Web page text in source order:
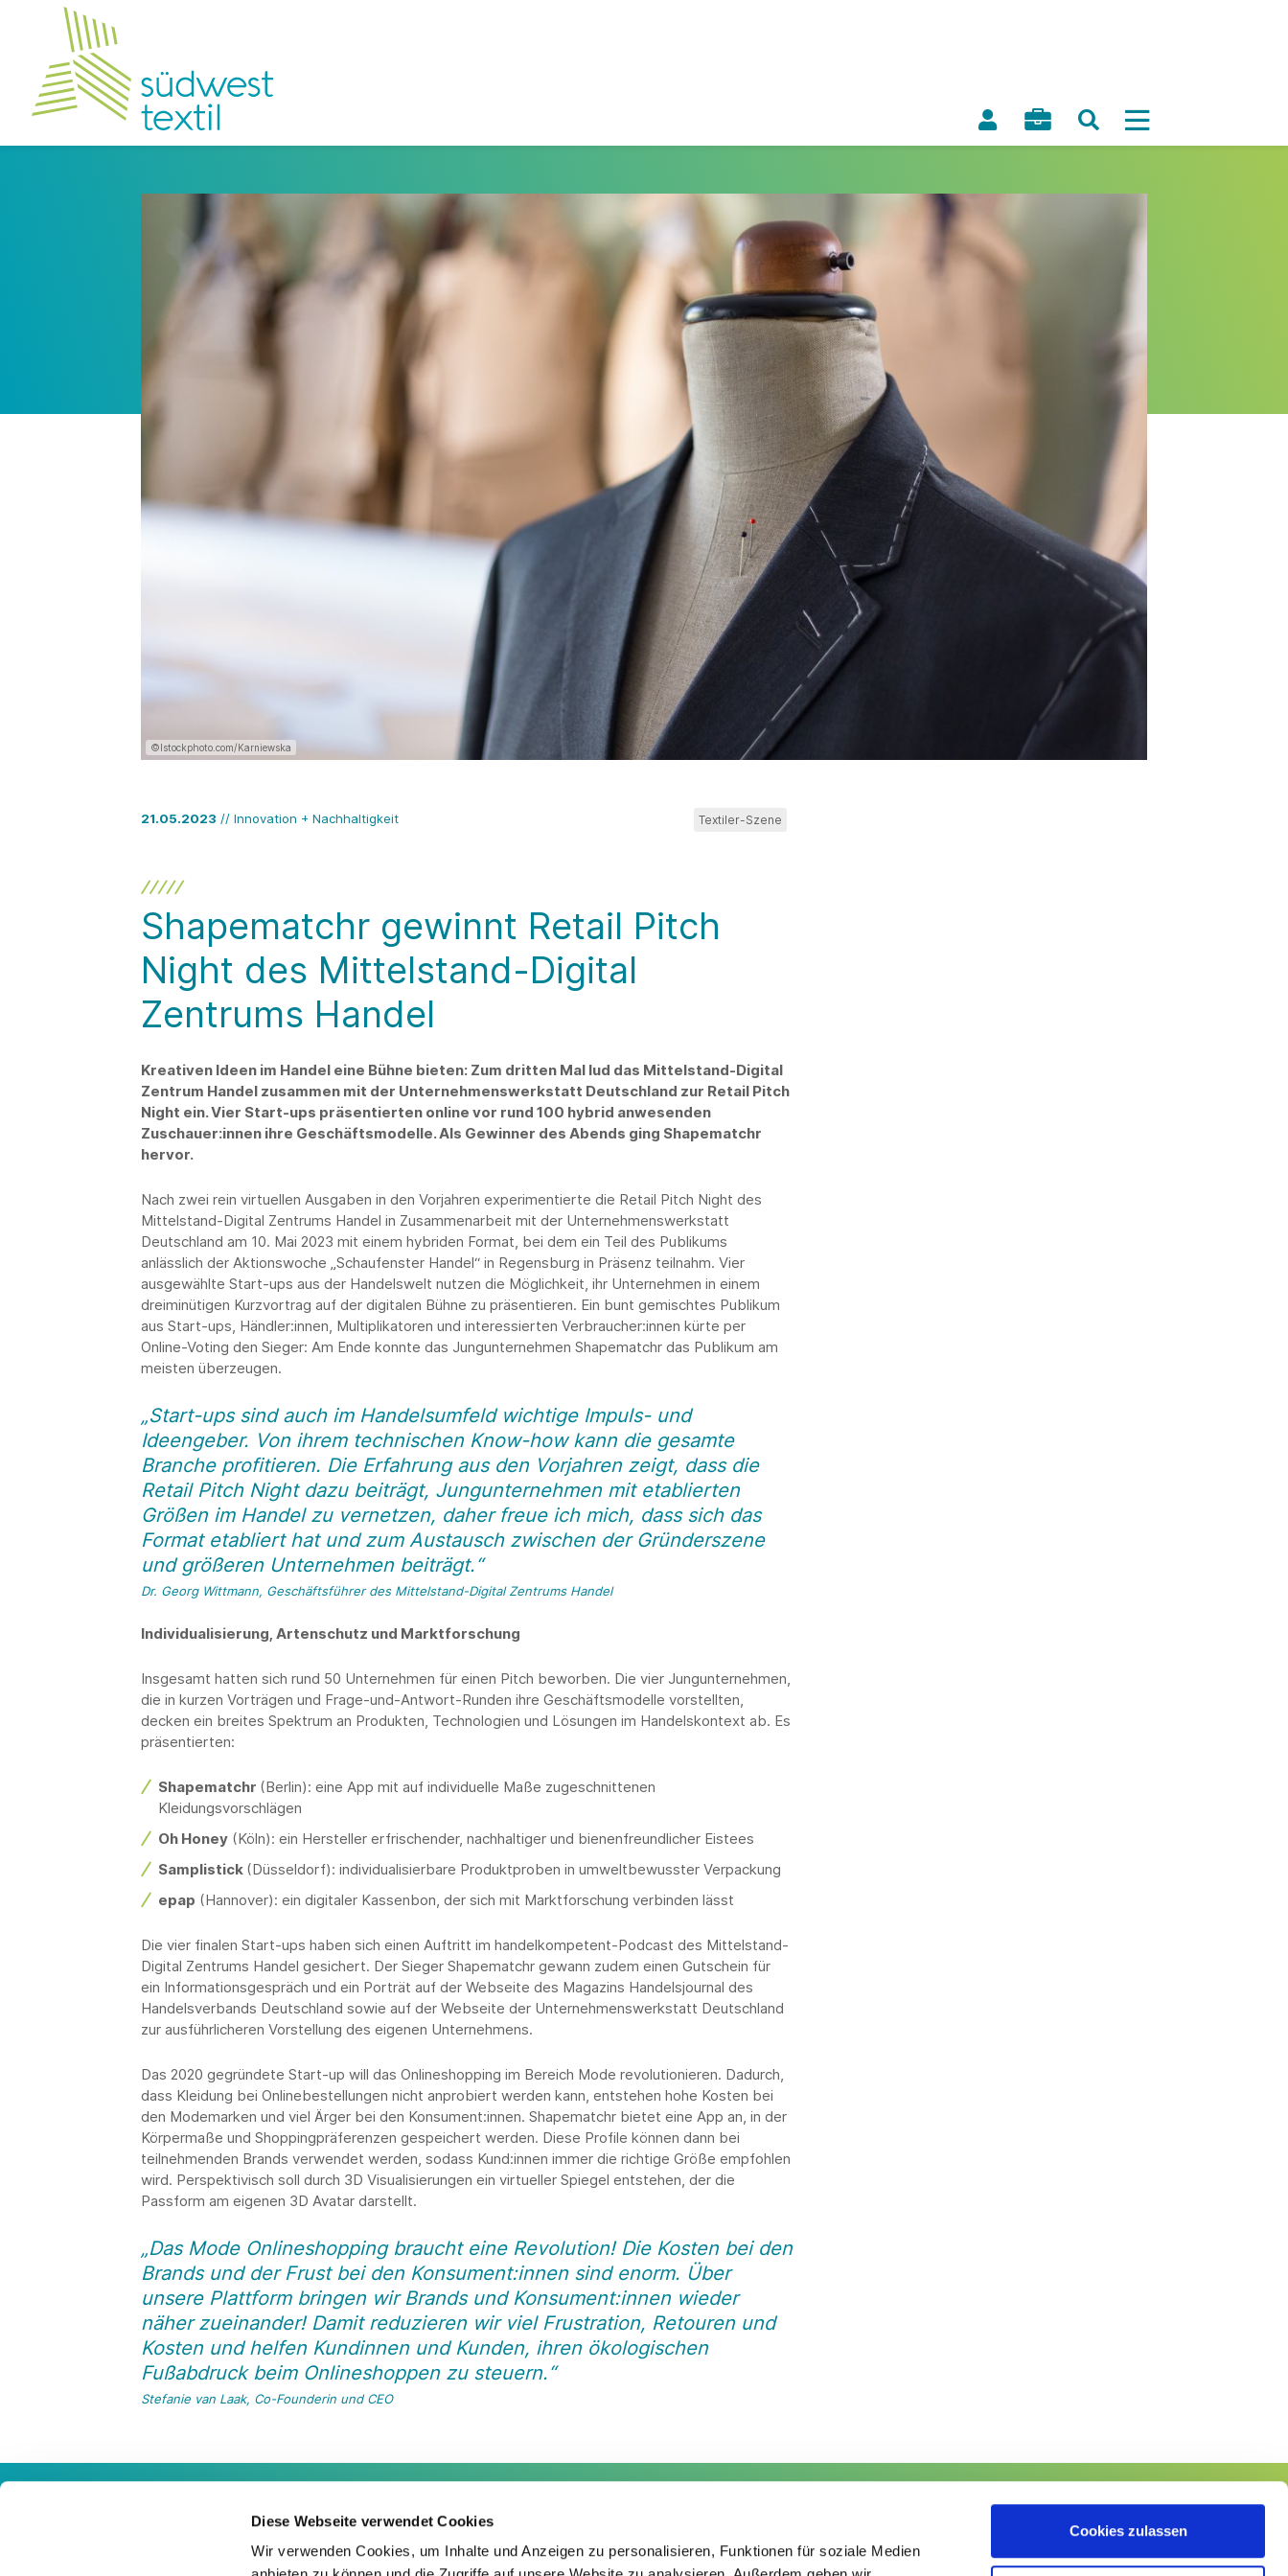
Diese Webseite verwendet Cookies
Wir verwenden Cookies, um Inhalte und Anzeigen zu personalisieren, Funktionen für soziale Medien
Cookies zulassen
©Istockphoto.com/Karniewska
21.05.2023 // Innovation + Nachhaltigkeit Textiler-Szene
Shapematchr gewinnt Retail Pitch
Night des Mittelstand-Digital
Zentrums Handel
Kreativen Ideen im Handel eine Bühne bieten: Zum dritten Mal lud das Mittelstand-Digital
Zentrum Handel zusammen mit der Unternehmenswerkstatt Deutschland zur Retail Pitch
Night ein. Vier Start-ups präsentierten online vor rund 100 hybrid anwesenden
Zuschauer:innen ihre Geschäftsmodelle. Als Gewinner des Abends ging Shapematchr
hervor.
Nach zwei rein virtuellen Ausgaben in den Vorjahren experimentierte die Retail Pitch Night des
Mittelstand-Digital Zentrums Handel in Zusammenarbeit mit der Unternehmenswerkstatt
Deutschland am 10. Mai 2023 mit einem hybriden Format, bei dem ein Teil des Publikums
anlässlich der Aktionswoche „Schaufenster Handel“ in Regensburg in Präsenz teilnahm. Vier
ausgewählte Start-ups aus der Handelswelt nutzen die Möglichkeit, ihr Unternehmen in einem
dreiminütigen Kurzvortrag auf der digitalen Bühne zu präsentieren. Ein bunt gemischtes Publikum
aus Start-ups, Händler:innen, Multiplikatoren und interessierten Verbraucher:innen kürte per
Online-Voting den Sieger: Am Ende konnte das Jungunternehmen Shapematchr das Publikum am
meisten überzeugen.
„Start-ups sind auch im Handelsumfeld wichtige Impuls- und
Ideengeber. Von ihrem technischen Know-how kann die gesamte
Branche profitieren. Die Erfahrung aus den Vorjahren zeigt, dass die
Retail Pitch Night dazu beiträgt, Jungunternehmen mit etablierten
Größen im Handel zu vernetzen, daher freue ich mich, dass sich das
Format etabliert hat und zum Austausch zwischen der Gründerszene
und größeren Unternehmen beiträgt.“
Dr. Georg Wittmann, Geschäftsführer des Mittelstand-Digital Zentrums Handel
Individualisierung, Artenschutz und Marktforschung
Insgesamt hatten sich rund 50 Unternehmen für einen Pitch beworben. Die vier Jungunternehmen,
die in kurzen Vorträgen und Frage-und-Antwort-Runden ihre Geschäftsmodelle vorstellten,
decken ein breites Spektrum an Produkten, Technologien und Lösungen im Handelskontext ab. Es
präsentierten:
Shapematchr (Berlin): eine App mit auf individuelle Maße zugeschnittenen
Kleidungsvorschlägen
Oh Honey (Köln): ein Hersteller erfrischender, nachhaltiger und bienenfreundlicher Eistees
Samplistick (Düsseldorf): individualisierbare Produktproben in umweltbewusster Verpackung
epap (Hannover): ein digitaler Kassenbon, der sich mit Marktforschung verbinden lässt
Die vier finalen Start-ups haben sich einen Auftritt im handelkompetent-Podcast des Mittelstand-
Digital Zentrums Handel gesichert. Der Sieger Shapematchr gewann zudem einen Gutschein für
ein Informationsgespräch und ein Porträt auf der Webseite des Magazins Handelsjournal des
Handelsverbands Deutschland sowie auf der Webseite der Unternehmenswerkstatt Deutschland
zur ausführlicheren Vorstellung des eigenen Unternehmens.
Das 2020 gegründete Start-up will das Onlineshopping im Bereich Mode revolutionieren. Dadurch,
dass Kleidung bei Onlinebestellungen nicht anprobiert werden kann, entstehen hohe Kosten bei
den Modemarken und viel Ärger bei den Konsument:innen. Shapematchr bietet eine App an, in der
Körpermaße und Shoppingpräferenzen gespeichert werden. Diese Profile können dann bei
teilnehmenden Brands verwendet werden, sodass Kund:innen immer die richtige Größe empfohlen
wird. Perspektivisch soll durch 3D Visualisierungen ein virtueller Spiegel entstehen, der die
Passform am eigenen 3D Avatar darstellt.
„Das Mode Onlineshopping braucht eine Revolution! Die Kosten bei den
Brands und der Frust bei den Konsument:innen sind enorm. Über
unsere Plattform bringen wir Brands und Konsument:innen wieder
näher zueinander! Damit reduzieren wir viel Frustration, Retouren und
Kosten und helfen Kundinnen und Kunden, ihren ökologischen
Fußabdruck beim Onlineshoppen zu steuern.“
Stefanie van Laak, Co-Founderin und CEO
Service